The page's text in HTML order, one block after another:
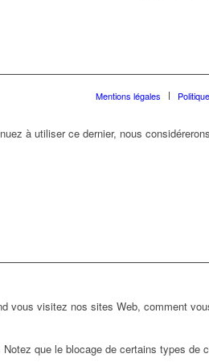
Mentions légales
à utiliser ce dernier, nous
vous visitez nos sites Web, comment
que le blocage de certains types de